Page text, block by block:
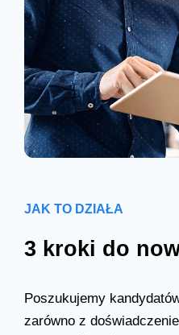
JAK TO DZIAŁA
3 kroki do
Poszukujemy
zarówno z